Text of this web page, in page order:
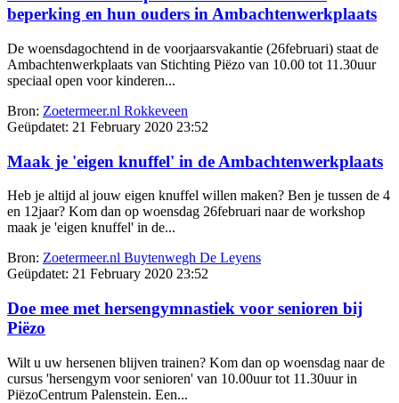
beperking en hun ouders in Ambachtenwerkplaats
De woensdagochtend in de voorjaarsvakantie (26februari) staat de
Ambachtenwerkplaats van Stichting Piëzo van 10.00 tot 11.30uur
speciaal open voor kinderen...
Bron: Zoetermeer.nl Rokkeveen
Geüpdatet: 21 February 2020 23:52
Maak je 'eigen knuffel' in de Ambachtenwerkplaats
Heb je altijd al jouw eigen knuffel willen maken? Ben je tussen de 4
en 12jaar? Kom dan op woensdag 26februari naar de workshop
maak je 'eigen knuffel' in de...
Bron: Zoetermeer.nl Buytenwegh De Leyens
Geüpdatet: 21 February 2020 23:52
Doe mee met hersengymnastiek voor senioren bij
Piëzo
Wilt u uw hersenen blijven trainen? Kom dan op woensdag naar de
cursus 'hersengym voor senioren' van 10.00uur tot 11.30uur in
PiëzoCentrum Palenstein. Een...